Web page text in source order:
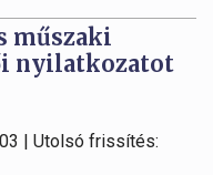
műszaki
nyilatkozatot
| Utolsó frissítés: